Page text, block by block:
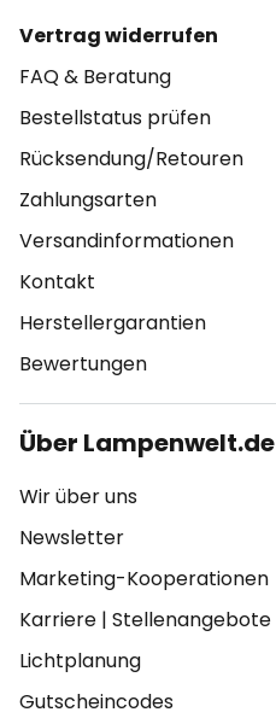
Vertrag widerrufen
FAQ & Beratung
Bestellstatus prüfen
Rücksendung/Retouren
Zahlungsarten
Versandinformationen
Kontakt
Herstellergarantien
Bewertungen
Über Lampenwelt.de
Wir über uns
Newsletter
Marketing-Kooperationen
Karriere | Stellenangebote
Lichtplanung
Gutscheincodes